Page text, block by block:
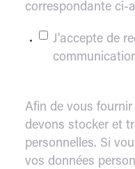
correspondante ci-
J'accepte de
Afin de vous
devons stocker et
personnelles. Si
vos données